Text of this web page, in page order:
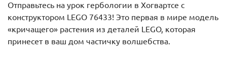
Отправьтесь на урок гербологии в Хогвартсе с
конструктором LEGO 76433! Это первая в мире модель
«кричащего» растения из деталей LEGO, которая
принесет в ваш дом частичку волшебства.